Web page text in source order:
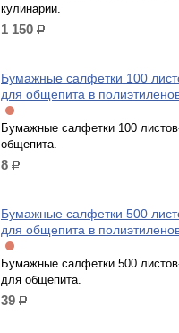
кулинарии.
1 150 р.
Бумажные салфетки 100
для общепита в
Бумажные салфетки 100
общепита.
8 р.
Бумажные салфетки 500
для общепита в
Бумажные салфетки 500
для общепита.
39 р.